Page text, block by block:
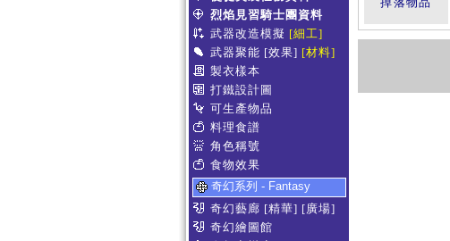
烈焰見習騎士團資料
武器改造模擬 [細工]
武器聚能 [效果] [材料]
製衣樣本
打鐵設計圖
可生產物品
料理食譜
角色稱號
食物效果
奇幻系列 - Fantasy
奇幻藝廊 [精華] [廣場]
奇幻繪圖館